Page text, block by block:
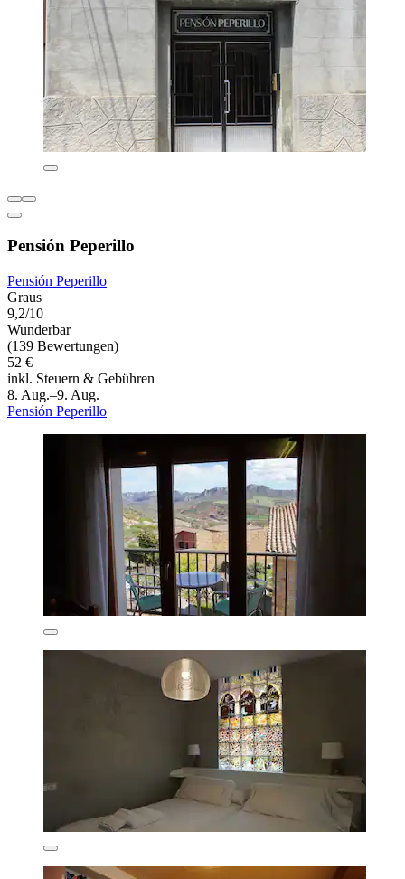
Pensión Peperillo
Pensión Peperillo
Graus
9,2/10
Wunderbar
(139 Bewertungen)
52 €
inkl. Steuern & Gebühren
8. Aug.–9. Aug.
Pensión Peperillo